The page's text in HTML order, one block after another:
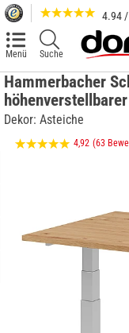
4.94
Menü Suche
Hammerbacher
Dekor: Asteiche
4,92 (63